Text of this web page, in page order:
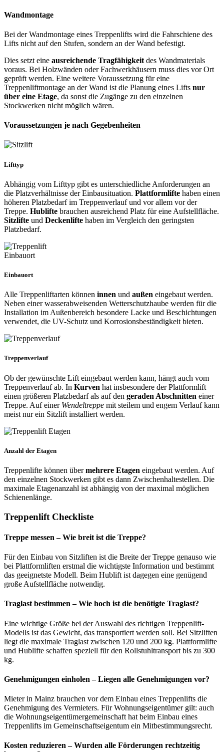
Wandmontage
Bei der Wandmontage eines Treppenlifts wird die Fahrschiene des
Lifts nicht auf den Stufen, sondern an der Wand befestigt.
Dies setzt eine ausreichende Tragfähigkeit des Wandmaterials
voraus. Bei Holzwänden oder Fachwerkhäusern muss dies vor Ort
geprüft werden. Eine weitere Voraussetzung für eine
Treppenliftmontage an der Wand ist die Planung eines Lifts nur
über eine Etage, da sonst die Zugänge zu den einzelnen
Stockwerken nicht möglich wären.
Voraussetzungen je nach Gegebenheiten
Lifttyp
Abhängig vom Lifttyp gibt es unterschiedliche Anforderungen an
die Platzverhältnisse der Einbausituation. Plattformlifte haben einen
höheren Platzbedarf im Treppenverlauf und vor allem vor der
Treppe. Hublifte brauchen ausreichend Platz für eine Aufstellfläche.
Sitzlifte und Deckenlifte haben im Vergleich den geringsten
Platzbedarf.
Einbauort
Alle Treppenliftarten können innen und außen eingebaut werden.
Neben einer wasserabweisenden Wetterschutzhaube werden für die
Installation im Außenbereich besondere Lacke und Beschichtungen
verwendet, die UV-Schutz und Korrosionsbeständigkeit bieten.
Treppenverlauf
Ob der gewünschte Lift eingebaut werden kann, hängt auch vom
Treppenverlauf ab. In Kurven hat insbesondere der Plattformlift
einen größeren Platzbedarf als auf den geraden Abschnitten einer
Treppe. Auf einer Wendeltreppe mit steilem und engem Verlauf kann
meist nur ein Sitzlift installiert werden.
Anzahl der Etagen
Treppenlifte können übermehrere Etagen eingebaut werden. Auf
den einzelnen Stockwerken gibt es dann Zwischenhaltestellen. Die
maximale Etagenanzahl ist abhängig von der maximal möglichen
Schienenlänge.
Treppenlift Checkliste
Treppe messen – Wie breit ist die Treppe?
Für den Einbau von Sitzliften ist die Breite der Treppe genauso wie
bei Plattformliften erstmal die wichtigste Information und bestimmt
das geeignetste Modell. Beim Hublift ist dagegen eine genügend
große Aufstellfläche notwendig.
Traglast bestimmen – Wie hoch ist die benötigte Traglast?
Eine wichtige Größe bei der Auswahl des richtigen Treppenlift-
Modells ist das Gewicht, das transportiert werden soll. Bei Sitzliften
liegt die maximale Traglast zwischen 120 und 200 kg. Plattformlifte
und Hublifte schaffen speziell für den Rollstuhltransport bis zu 300
kg.
Genehmigungen einholen – Liegen alle Genehmigungen vor?
Mieter in Mainz brauchen vor dem Einbau eines Treppenlifts die
Genehmigung des Vermieters. Für Wohnungseigentümer gilt: auch
die Wohnungseigentümergemeinschaft hat beim Einbau eines
Treppenlifts im Gemeinschaftseigentum ein Mitbestimmungsrecht.
Kosten reduzieren – Wurden alle Förderungen rechtzeitig